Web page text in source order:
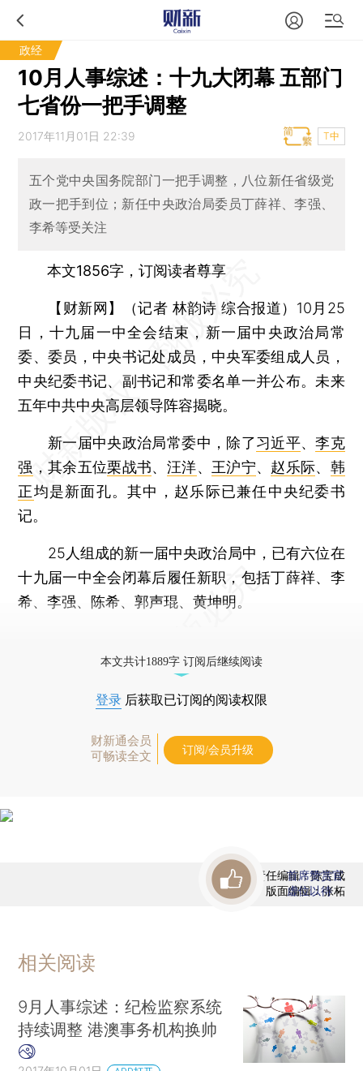
政经
10月人事综述：十九大闭幕 五部门
七省份一把手调整
2017年11月01日 22:39 T中
五个党中央国务院部门一把手调整，八位新任省级党
政一把手到位；新任中央政治局委员丁薛祥、李强、
李希等受关注
本文1856字，订阅读者尊享
【财新网】（记者 林韵诗 综合报道） 10月25
日，十九届一中全会结束，新一届中央政治局常
委、委员，中央书记处成员，中央军委组成人员，
中央纪委书记、副书记和常委名单一并公布。未来
五年中共中央高层领导阵容揭晓。
新一届中央政治局常委中，除了习近平、李克
强 ，其余五位栗战书、 汪洋、 王沪宁、 赵乐际、 韩
正均是新面孔。其中，赵乐际已兼任中央纪委书
记。
25人组成的新一届中央政治局中，已有六位在
十九届一中全会闭幕后履任新职，包括丁薛祥、李
希、李强、陈希、郭声琨、黄坤明。
本文共计1889字 订阅后继续阅读
登录 后获取已订阅的阅读权限
财新通会员
可畅读全文
订阅/会员升级
责任编辑：陈宝成
版面编辑：张柘
首席赞赏官
虚位以待
相关阅读
9月人事综述：纪检监察系统
持续调整 港澳事务机构换帅